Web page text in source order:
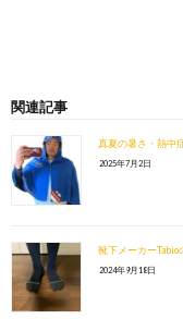
関連記事
真夏の暑さ・熱中
2025年7月2日
靴下メーカー
2024年9月18日